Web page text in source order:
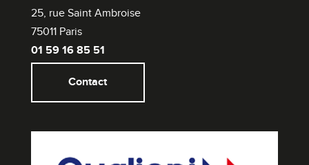
25, rue Saint Ambroise
75011 Paris
01 59 16 85 51
Contact